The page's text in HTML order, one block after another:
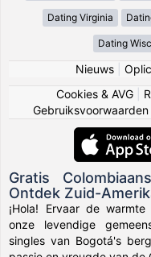
Dating Virginia
Dating
Nieuws|
Cookies & AVG
Gebruiksvoorwaarden
Gratis
Ontdek Zuid-
¡Hola! Ervaar de
onze levendige
singles van Bogotá's